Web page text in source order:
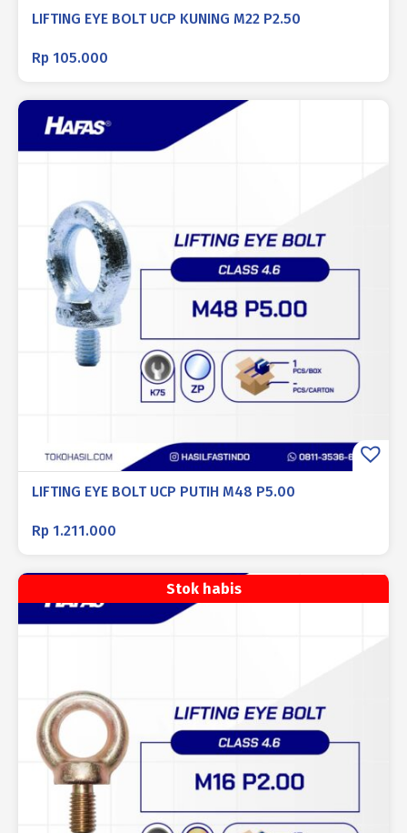
LIFTING EYE BOLT UCP KUNING M22 P2.50
Rp 105.000
LIFTING EYE BOLT UCP PUTIH M48 P5.00
Rp 1.211.000
Stok habis